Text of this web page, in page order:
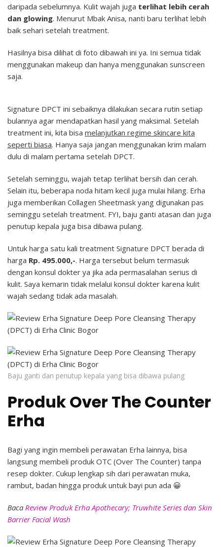
daripada sebelumnya. Kulit wajah juga terlihat lebih cerah
dan glowing. Menurut Mbak Anisa, nanti baru terlihat lebih
baik sehari setelah treatment.
Hasilnya bisa dilihat di foto dibawah ini ya. Ini semua tidak
menggunakan makeup dan hanya menggunakan sunscreen
saja.
Signature DPCT ini sebaiknya dilakukan secara rutin setiap
bulannya agar mendapatkan hasil yang maksimal. Setelah
treatment ini, kita bisa melanjutkan regime skincare kita
seperti biasa. Hanya saja jangan menggunakan krim malam
dulu di malam pertama setelah DPCT.
Setelah seminggu, wajah tetap terlihat bersih dan cerah.
Selain itu, beberapa noda hitam kecil juga mulai hilang. Erha
juga memberikan Collagen Sheetmask yang digunakan pas
seminggu setelah treatment. FYI, baju ganti atasan dan juga
penutup kepala juga bisa dibawa pulang.
Untuk harga satu kali treatment Signature DPCT berada di
harga Rp. 495.000,-. Harga tersebut belum termasuk
dengan konsul dokter ya jika ada permasalahan serius di
kulit. Saya kemarin tidak melalui konsul dokter karena kulit
wajah sedang tidak ada masalah.
Baju ganti dan penutup kepala yang bisa dibawa pulang
Produk Over The Counter
Erha
Bagi yang ingin membeli perawatan Erha lainnya, bisa
langsung membeli produk OTC (Over The Counter) tanpa
resep dokter. Cukup lengkap sih dari perawatan muka,
rambut, badan hingga produk untuk bayi pun ada 😀
Baca Review Produk Erha Apothecary; Truwhite Series dan Skin
Barrier Facial Wash